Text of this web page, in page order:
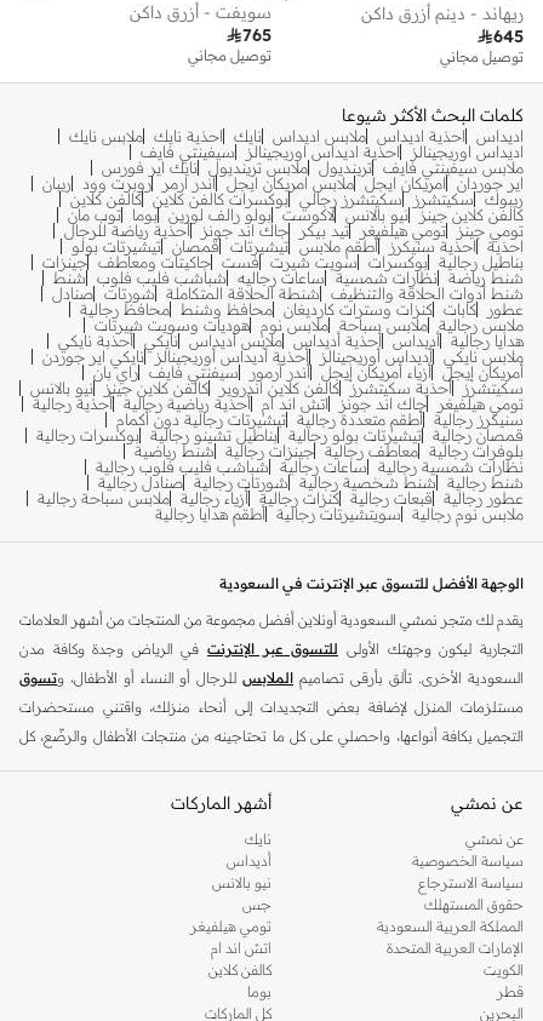
ريهاند - دينم أزرق داكن
645
توصيل مجاني
سويفت - أزرق داكن
765
توصيل مجاني
كلمات البحث الأكثر شيوعا
اديداس احذية اديداس ملابس اديداس نايك احذية نايك ملابس نايك
اديداس اوريجينالز
احذية اديداس اوريجينالز
سيفينتي فايف
ملابس سيفينتي فايف ترينديول ملابس ترينديول نايك اير فورس
اير جوردان
امريكان ايجل ملابس امريكان ايجل اندر ارمر روبرت وود
ريبان
ريبوك
سكيتشرز سكيتشرز رجالي بوكسرات كالفن كلاين كالفن كلاين
كالفن كلاين جينز نيو بالانس لاكوست بولو رالف لورين بوما
توب مان
تومي جينز تومي هيلفيغر تيد بيكر جاك اند جونز
أحذية رياضة للرجال
احذية
احذية سنيكرز أطقم ملابس تيشيرتات قمصان تيشيرتات بولو
بناطيل رجالية بوكسرات سويت شيرت فست جاكيتات ومعاطف جينزات
شنط رياضة نظارات شمسية ساعات رجاليه شباشب فليب فلوب
شنط
شنط أدوات الحلاقة والتنظيف
شنطة الحلاقة المتكاملة شورتات صنادل
عطور
كابات كنزات وسترات كارديغان محافظ وشنط محافظ رجالية
ملابس رجالية ملابس سباحة ملابس نوم هوديات وسويت شيرتات
هدايا رجالية أديداس أحذية أديداس ملابس أديداس نايكي أحذبة نايكي
ملابس نايكي أديداس أوريجينالز أحذية أديداس أوريجينالز
نايكي اير جوردن
أمريكان إيجل أزياء أمريكان إيجل أندر آرمور سيفنتي فايف راي بان
سكيتشرز
أحذية سكيتشرز كالفن كلاين اندروير كالفن كلاين جينز
نيو بالانس
تومي هيلفيغر
جاك اند جونز اتش اند ام أحذية رياضية رجالية أحذية رجالية
سنيكرز رجالية أطقم متعددة رجالية تيشيرتات رجالية دون أكمام
قمصان رجالية تيشيرتات بولو رجالية بناطيل تشينو رجالية بوكسرات رجالية
بلوفرات رجالية معاطف رجالية جينزات رجالية
شنط رياضية
نظارات شمسية رجالية
ساعات رجالية
شباشب فليب فلوب رجالية
شنط رجالية
شنط شخصية رجالية شورتات رجالية صنادل رجالية
عطور رجالية
قبعات رجالية كنزات رجالية أزياء رجالية ملابس سباحة رجالية
ملابس نوم رجالية
سويتشيرتات رجالية أطقم هدايا رجالية
الوجهة الأفضل للتسوق عبر الإنترنت في السعودية
يقدم لك متجر نمشي السعودية أونلاين أفضل مجموعة من المنتجات من أشهر العلامات
التجارية ليكون وجهتك الأولى للتسوق عبر الإنترنت في الرياض وجدة وكافة مدن
السعودية الأخرى. تألق بأرقى تصاميم الملابس للرجال أو النساء أو الأطفال، وتسوق
مستلزمات المنزل لإضافة بعض التجديدات إلى أنحاء منزلك، واقتني مستحضرات
التجميل بكافة أنواعها، واحصلي على كل ما تحتاجينه من منتجات الأطفال والرضّع، كل
أفضل العلامات التجارية في السعودية
يضم متجر نمشي السعودية أونلاين مجموعة ضخمة من المنتجات من أفضل العلامات
التجارية، بداية من الأزياء وحتى مستلزمات المنزل. ستجد لدينا كل ما ترغب به من
الملابس والأحذية والإكسسوارات وكافة احتياجاتك الأخرى من علامات رائدة مثل:
ديفاكتو ، وديزل، وبيير كاردان تومي هيلفيغر، وريفر ايلاند
ومايكل كورس ، وبيفرلي هيلز بولو كلوب ، وأمريكان إيجل
لورين
عن نمشي
عن نمشي
سياسة الخصوصية
سياسة الاسترجاع
حقوق المستهلك
المملكة العربية السعودية
الإمارات العربية المتحدة
الكويت
قطر
البحرين
أشهر الماركات
نايك
أديداس
نيو بالانس
جس
تومي هيلفيغر
اتش اند ام
كالفن كلاين
بوما
كل الماركات